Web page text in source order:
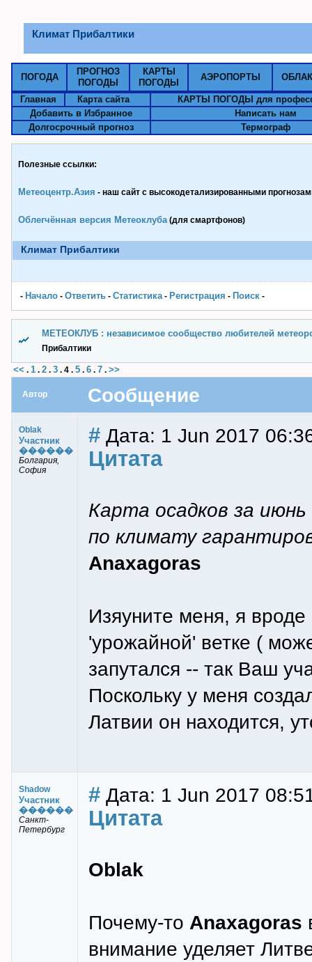
Климат Прибалтики
ПОГОДА
ПРОГНОЗ
ПОГОДЫ
КАРТЫ
ПОГОДЫ
АЭРОПОРТЫ
Главная Карта сайта
КАРТЫ ПОГОДЫ для
Добавить в Избранное
Написать нам
Долгосрочный прогноз
Термограф
Полезные ссылки:
Метеоцентр.Азия - наш сайт с высокодетализированными
Облегчённая версия Метеоклуба(для смартфонов)
Климат Прибалтики
- Начало - Ответить - Статистика- Pегистрация - Поиск -
МЕТЕОКЛУБ : независимое сообщество любителей
Прибалтики
<< . 1 . 2 . 3 . 4 . 5 . 6 . 7 . >>
Автор Сообщение
Oblak
Участник
������
Болгария,
София
# Дата: 1 Jun 2017
Цитата
Карта осадков за
по климату
Anaxagoras
Изяуните меня, я
'урожайной' ветке (
запутался -- так Ваш
Поскольку у меня
Латвии он находится,
Shadow
Участник
������
Санкт-
Петербург
# Дата: 1 Jun 2017
Цитата
Oblak
Почему-то Anaxagoras
внимание уделяет